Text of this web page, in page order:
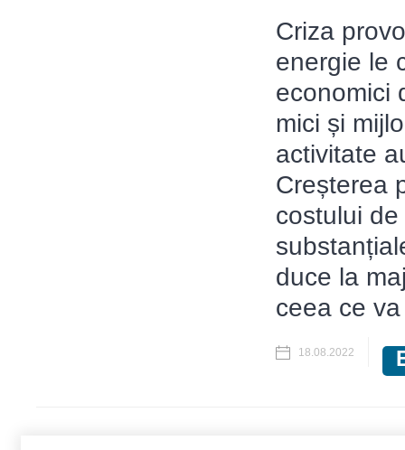
Criza
energie le
economici
mici și
activitate
Creșterea
costului
duce la
ceea ce
18.08.2022